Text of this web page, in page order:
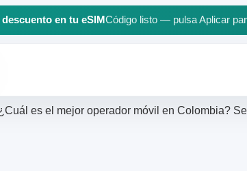
en tu eSIMCódigo listo — pulsa Aplicar
es el mejor operador móvil en Colombia?